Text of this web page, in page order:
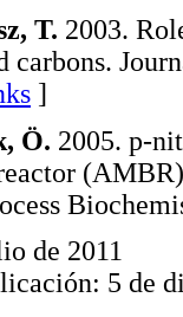
T. 2003.
carbons.
]
Ö. 2005. p-
de 2011
5 de